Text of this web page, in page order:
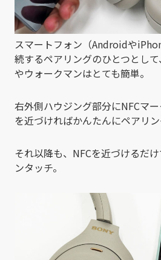
スマートフォン（Androidや
続するペアリングのひとつとし
やウォークマンはとても簡単。
右外側ハウジング部分にNFCマ
を近づければかんたんにペアリン
それ以降も、NFCを近づけるだ
ンタッチ。